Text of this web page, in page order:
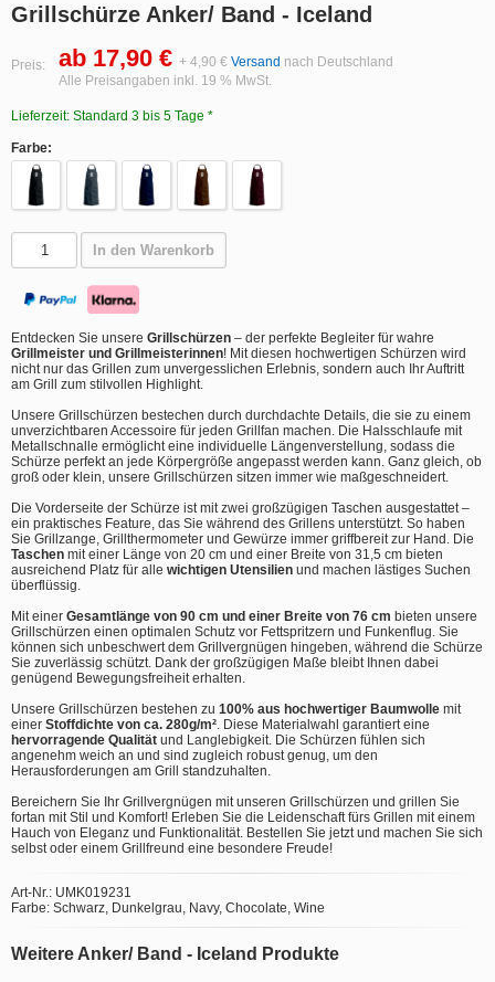
Grillschürze Anker/ Band - Iceland
Preis: ab 17,90 € + 4,90 € Versand nach Deutschland
Alle Preisangaben inkl. 19 % MwSt.
Lieferzeit: Standard 3 bis 5 Tage *
Farbe:
In den Warenkorb
Entdecken Sie unsere Grillschürzen – der perfekte Begleiter für wahre
Grillmeister und Grillmeisterinnen! Mit diesen hochwertigen Schürzen wird
nicht nur das Grillen zum unvergesslichen Erlebnis, sondern auch Ihr Auftritt
am Grill zum stilvollen Highlight.
Unsere Grillschürzen bestechen durch durchdachte Details, die sie zu einem
unverzichtbaren Accessoire für jeden Grillfan machen. Die Halsschlaufe mit
Metallschnalle ermöglicht eine individuelle Längenverstellung, sodass die
Schürze perfekt an jede Körpergröße angepasst werden kann. Ganz gleich, ob
groß oder klein, unsere Grillschürzen sitzen immer wie maßgeschneidert.
Die Vorderseite der Schürze ist mit zwei großzügigen Taschen ausgestattet –
ein praktisches Feature, das Sie während des Grillens unterstützt. So haben
Sie Grillzange, Grillthermometer und Gewürze immer griffbereit zur Hand. Die
Taschen mit einer Länge von 20 cm und einer Breite von 31,5 cm bieten
ausreichend Platz für alle wichtigen Utensilien und machen lästiges Suchen
überflüssig.
Mit einer Gesamtlänge von 90 cm und einer Breite von 76 cm bieten unsere
Grillschürzen einen optimalen Schutz vor Fettspritzern und Funkenflug. Sie
können sich unbeschwert dem Grillvergnügen hingeben, während die Schürze
Sie zuverlässig schützt. Dank der großzügigen Maße bleibt Ihnen dabei
genügend Bewegungsfreiheit erhalten.
Unsere Grillschürzen bestehen zu 100% aus hochwertiger Baumwolle mit
einer Stoffdichte von ca. 280g/m² . Diese Materialwahl garantiert eine
hervorragende Qualität und Langlebigkeit. Die Schürzen fühlen sich
angenehm weich an und sind zugleich robust genug, um den
Herausforderungen am Grill standzuhalten.
Bereichern Sie Ihr Grillvergnügen mit unseren Grillschürzen und grillen Sie
fortan mit Stil und Komfort! Erleben Sie die Leidenschaft fürs Grillen mit einem
Hauch von Eleganz und Funktionalität. Bestellen Sie jetzt und machen Sie sich
selbst oder einem Grillfreund eine besondere Freude!
Art-Nr.: UMK019231
Farbe: Schwarz, Dunkelgrau, Navy, Chocolate, Wine
Weitere Anker/ Band - Iceland Produkte